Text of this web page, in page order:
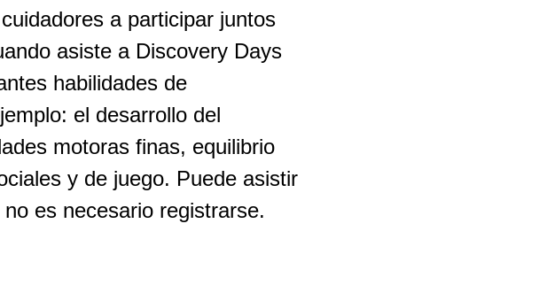
a participar juntos
asiste a Discovery Days
habilidades de
el desarrollo del
motoras finas, equilibrio
y de juego. Puede asistir
es necesario registrarse.